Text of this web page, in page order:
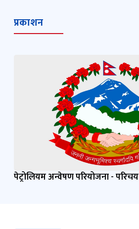
प्रकाशन
पेट्रोलियम अन्वेषण परियोजना - परिचय